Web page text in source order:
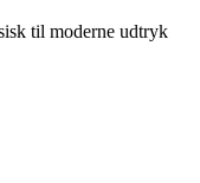
til moderne udtryk